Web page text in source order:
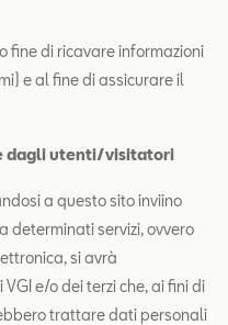
fine di ricavare informazioni
e al fine di assicurare il
dagli utenti/visitatori
a questo sito inviino
determinati servizi, ovvero
si avrà
e/o dei terzi che, ai fini di
trattare dati personali